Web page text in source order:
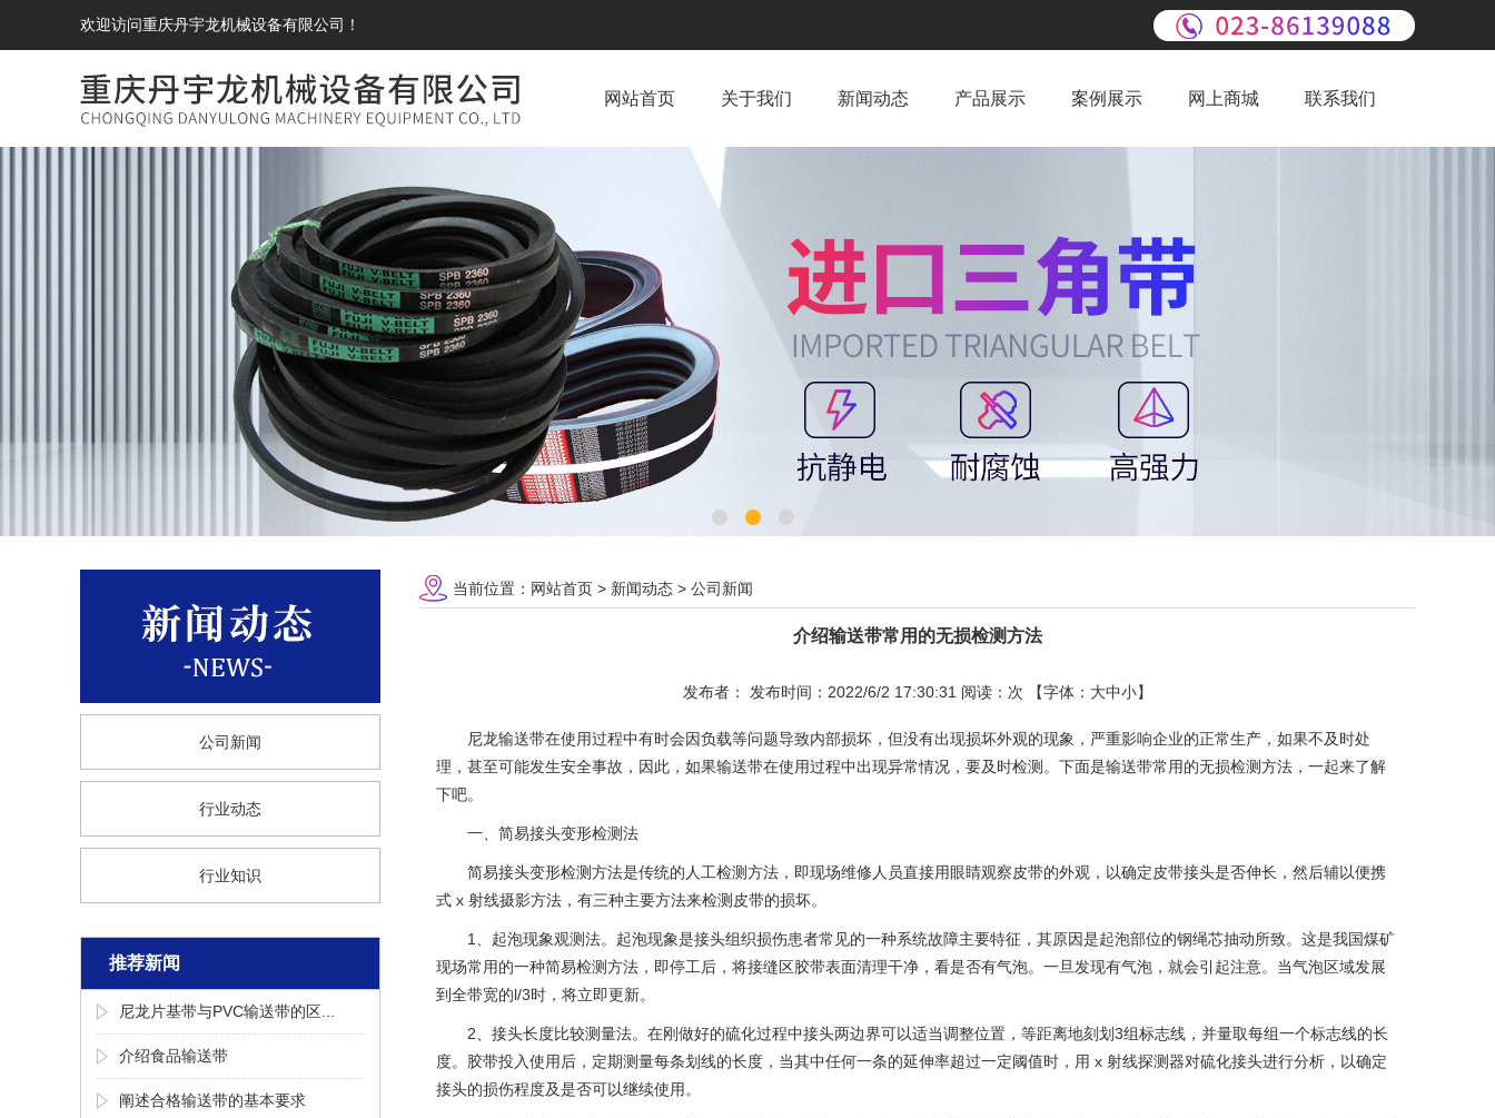
欢迎访问重庆丹宇龙机械设备有限公司！
网站首页 关于我们 新闻动态 产品展示 案例展示 网上商城 联系我们
公司新闻
行业动态
行业知识
推荐新闻
尼龙片基带与PVC输送带的区...
介绍食品输送带
阐述合格输送带的基本要求
当前位置： 网站首页 > 新闻动态 > 公司新闻
介绍输送带常用的无损检测方法
发布者： 发布时间：2022/6/2 17:30:31 阅读： 次 【字体： 大中小】
尼龙输送带在使用过程中有时会因负载等问题导致内部损坏，但没有出现损坏外观的现象，严重影响企业的正常生产，如果不及时处
理，甚至可能发生安全事故，因此，如果输送带在使用过程中出现异常情况，要及时检测。下面是输送带常用的无损检测方法，一起来了解
下吧。
一、简易接头变形检测法
简易接头变形检测方法是传统的人工检测方法，即现场维修人员直接用眼睛观察皮带的外观，以确定皮带接头是否伸长，然后辅以便携
式 x 射线摄影方法，有三种主要方法来检测皮带的损坏。
1、起泡现象观测法。起泡现象是接头组织损伤患者常见的一种系统故障主要特征，其原因是起泡部位的钢绳芯抽动所致。这是我国煤矿
现场常用的一种简易检测方法，即停工后，将接缝区胶带表面清理干净，看是否有气泡。一旦发现有气泡，就会引起注意。当气泡区域发展
到全带宽的l/3时，将立即更新。
2、接头长度比较测量法。在刚做好的硫化过程中接头两边界可以适当调整位置，等距离地刻划3组标志线，并量取每组一个标志线的长
度。胶带投入使用后，定期测量每条划线的长度，当其中任何一条的延伸率超过一定阈值时，用 x 射线探测器对硫化接头进行分析，以确定
接头的损伤程度及是否可以继续使用。